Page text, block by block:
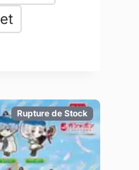
Rupture de Stock